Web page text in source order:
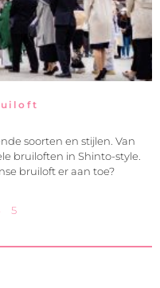
soorten en stijlen. Van
bruiloften in Shinto-style.
bruiloft er aan toe?
5